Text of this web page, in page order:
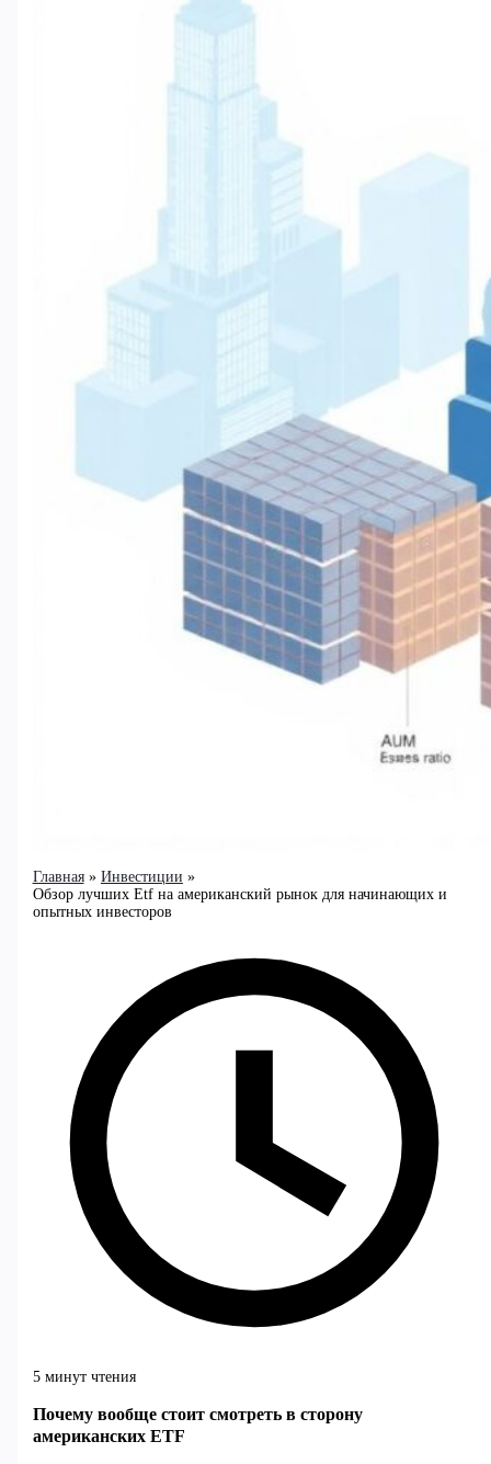
Главная
Инвестиции
Обзор лучших Etf на американский рынок для начинающих и
опытных инвесторов
5 минут чтения
Почему вообще стоит смотреть в сторону
американских ETF